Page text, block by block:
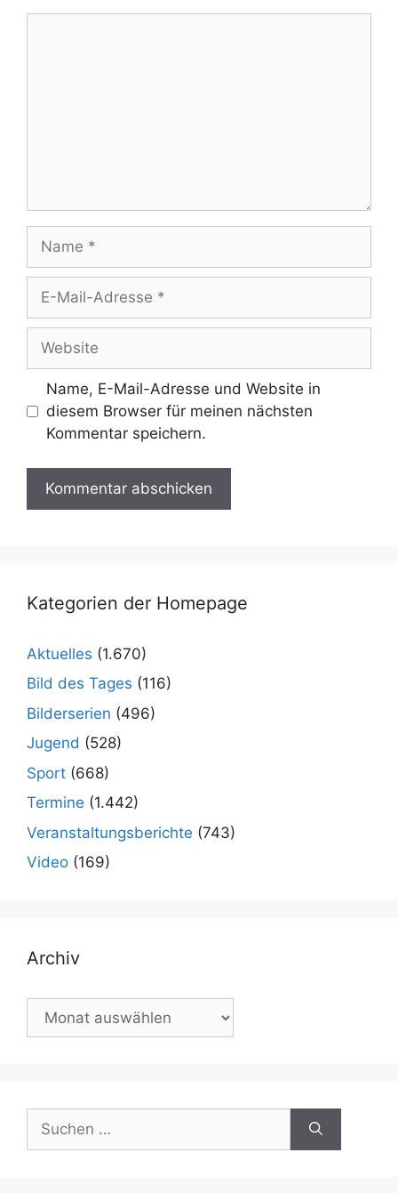
Name
Adresse
Website
Name, E-Mail-Adresse und Website in
diesem Browser für meinen nächsten
Kommentar speichern.
Kategorien der Homepage
Aktuelles (1.670)
Bild des Tages (116)
Bilderserien (496)
Jugend (528)
Sport (668)
Termine (1.442)
Veranstaltungsberichte (743)
Video (169)
Archiv
Archiv
Suchen
nach: